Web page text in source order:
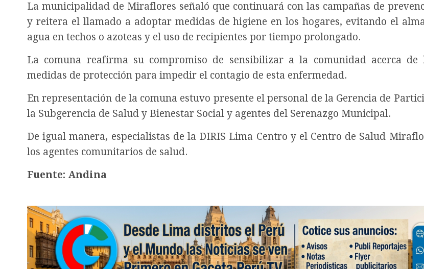
La municipalidad de Miraflores señaló que continuará con las campañas de
y reitera el llamado a adoptar medidas de higiene en los hogares, evitando el
agua en techos o azoteas y el uso de recipientes por tiempo prolongado.
La comuna reafirma su compromiso de sensibilizar a la comunidad acerca de
medidas de protección para impedir el contagio de esta enfermedad.
En representación de la comuna estuvo presente el personal de la Gerencia de
la Subgerencia de Salud y Bienestar Social y agentes del Serenazgo Municipal.
De igual manera, especialistas de la DIRIS Lima Centro y el Centro de Salud
los agentes comunitarios de salud.
Fuente: Andina